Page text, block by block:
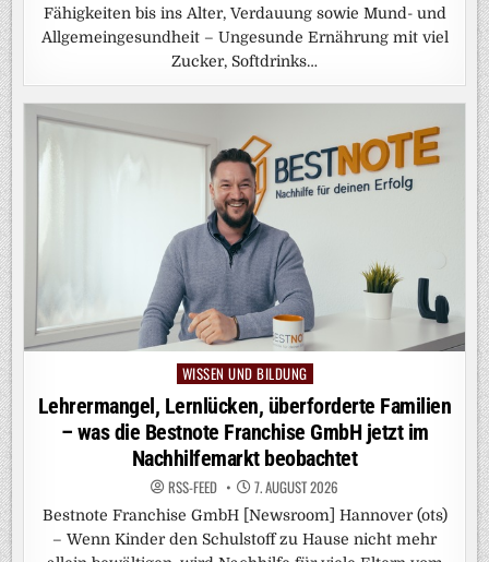
Fähigkeiten bis ins Alter, Verdauung sowie Mund- und
Allgemeingesundheit – Ungesunde Ernährung mit viel
Zucker, Softdrinks…
Posted
WISSEN UND BILDUNG
Lehrermangel, Lernlücken, überforderte Familien
– was die Bestnote Franchise GmbH jetzt im
Nachhilfemarkt beobachtet
RSS-FEED 7. AUGUST 2026
Bestnote Franchise GmbH [Newsroom] Hannover (ots)
– Wenn Kinder den Schulstoff zu Hause nicht mehr